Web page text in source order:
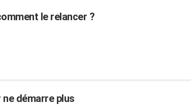
le relancer ?
ne démarre plus